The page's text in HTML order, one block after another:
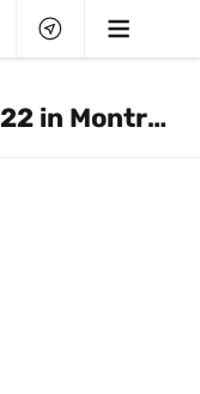
New cafes opening in 2022 in Montreal